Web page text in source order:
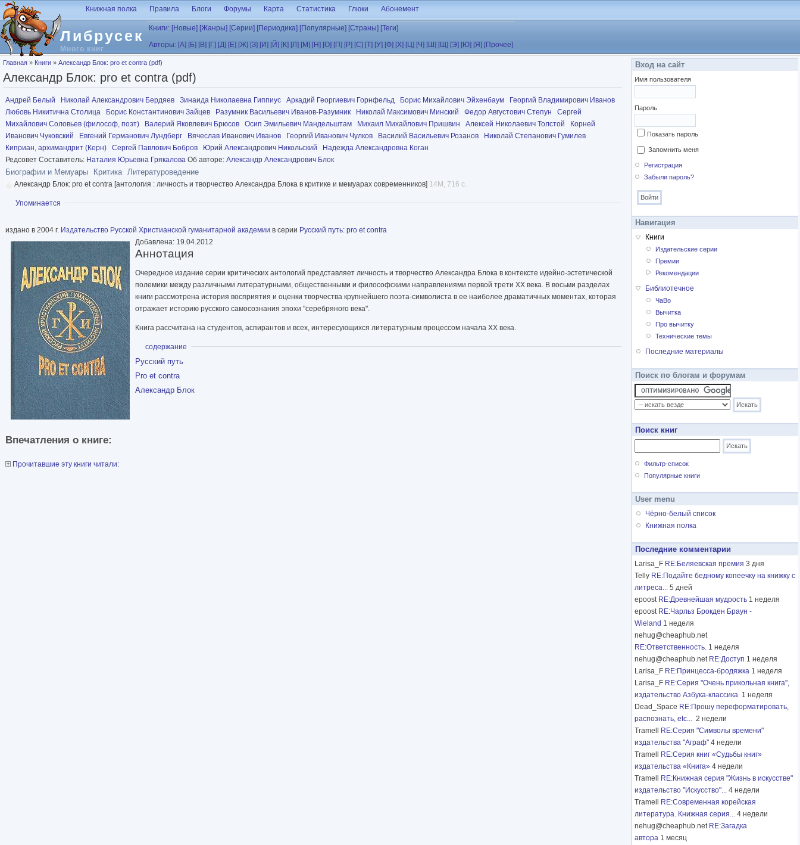
Перейти к основному содержанию
Либрусек
Много книг
Книжная полка Правила Блоги Форумы Карта Статистика Глюки Абонемент
Книги: [Новые] [Жанры] [Серии] [Периодика] [Популярные] [Страны] [Теги]
Авторы: [А] [Б] [В] [Г] [Д] [Е] [Ж] [З] [И] [Й] [К] [Л] [М] [Н] [О] [П] [Р] [С] [Т] [У] [Ф] [Х] [Ц] [Ч] [Ш] [Щ] [Э] [Ю] [Я] [Прочее]
Вы здесь
Главная » Книги » Александр Блок: pro et contra (pdf)
Александр Блок: pro et contra (pdf)
Андрей Белый Николай Александрович Бердяев Зинаида Николаевна Гиппиус Аркадий Георгиевич Горнфельд Борис Михайлович Эйхенбаум
Георгий Владимирович Иванов
Любовь Никитична Столица
Борис Константинович Зайцев Разумник Васильевич Иванов-Разумник Николай Максимович Минский Федор Августович Степун
Сергей
Михайлович Соловьев (философ, поэт)
Валерий Яковлевич Брюсов Осип Эмильевич Мандельштам Михаил Михайлович Пришвин Алексей Николаевич Толстой
Корней
Иванович Чуковский
Евгений Германович Лундберг Вячеслав Иванович Иванов Георгий Иванович Чулков Василий Васильевич Розанов
Николай Степанович Гумилев
Киприан, архимандрит (Керн)
Сергей Павлович Бобров Юрий Александрович Никольский
Надежда Александровна Коган
Редсовет Составитель: Наталия Юрьевна Грякалова Об авторе: Александр Александрович Блок
Биографии и Мемуары Критика Литературоведение
Александр Блок: pro et contra [антология : личность и творчество Александра Блока в критике и мемуарах современников] 14M, 716 с.
Показать
Упоминается
издано в 2004 г. Издательство Русской Христианской гуманитарной академии в серии Русский путь: pro et contra
Добавлена: 19.04.2012
Аннотация
Очередное издание серии критических антологий представляет личность и творчество Александра Блока в контексте идейно-эстетической
полемики между различными литературными, общественными и философскими направлениями первой трети XX века. В восьми разделах
книги рассмотрена история восприятия и оценки творчества крупнейшего поэта-символиста в ее наиболее драматичных моментах, которая
отражает историю русского самосознания эпохи "серебряного века".
Книга рассчитана на студентов, аспирантов и всех, интересующихся литературным процессом начала XX века.
Показать
содержание
Русский путь
Pro et contra
Александр Блок
Впечатления о книге:
Прочитавшие эту книги читали:
Вход на сайт
Имя пользователя
Пароль
Показать пароль
Запомнить меня
Регистрация
Забыли пароль?
Навигация
Книги
Издательские серии
Премии
Рекомендации
Библиотечное
ЧаВо
Вычитка
Про вычитку
Технические темы
Последние материалы
Поиск по блогам и форумам
Поиск книг
Фильтр-список
Популярные книги
User menu
Чёрно-белый список
Книжная полка
Последние комментарии
Larisa_F RE:Беляевская премия 3 дня
Telly RE:Подайте бедному копеечку на книжку с
литреса... 5 дней
epoost RE:Древнейшая мудрость 1 неделя
epoost RE:Чарльз Брокден Браун -
Wieland 1 неделя
nehug@cheaphub.net
RE:Ответственность. 1 неделя
nehug@cheaphub.net RE:Доступ 1 неделя
Larisa_F RE:Принцесса-бродяжка 1 неделя
Larisa_F RE:Серия "Очень прикольная книга",
издательство Азбука-классика 1 неделя
Dead_Space RE:Прошу переформатировать,
распознать, etc... 2 недели
Tramell
RE:Серия "Символы времени"
издательства "Аграф" 4 недели
Tramell
RE:Серия книг «Судьбы книг»
издательства «Книга» 4 недели
Tramell
RE:Книжная серия "Жизнь в искусстве"
издательство "Искусство"... 4 недели
Tramell
RE:Современная корейская
литература. Книжная серия... 4 недели
nehug@cheaphub.net RE:Загадка
автора 1 месяц